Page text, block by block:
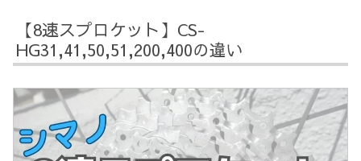
【8速スプロケット】CS-
HG31,41,50,51,200,400の違い